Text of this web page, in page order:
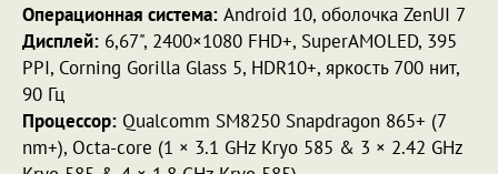
Операционная система: Android 10, оболочка ZenUI 7
Дисплей: 6,67", 2400×1080 FHD+, SuperAMOLED, 395
PPI, Corning Gorilla Glass 5, HDR10+, яркость 700 нит,
90 Гц
Процессор: Qualcomm SM8250 Snapdragon 865+ (7
nm+), Octa-core (1 × 3.1 GHz Kryo 585 & 3 × 2.42 GHz